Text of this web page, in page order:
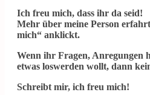
Ich freu mich, dass ihr da seid!
Mehr über meine Person
mich“ anklickt.
Wenn ihr Fragen, Anregungen
etwas loswerden wollt, dann
Schreibt mir, ich freu mich!